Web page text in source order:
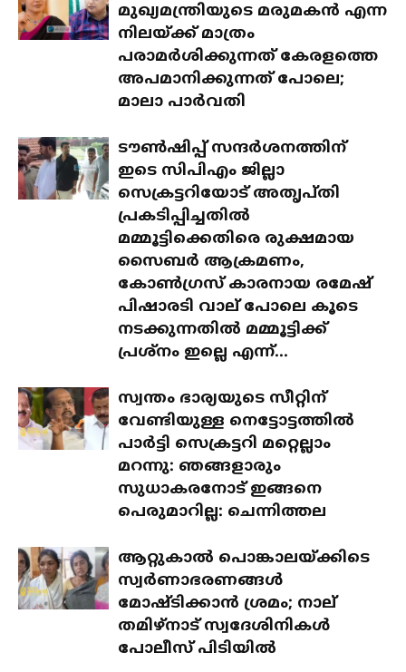
മുഖ്യമന്ത്രിയുടെ മരുമകൻ എന്ന
നിലയ്ക്ക് മാത്രം
പരാമർശിക്കുന്നത് കേരളത്തെ
അപമാനിക്കുന്നത് പോലെ;
മാലാ പാർവതി
ടൗൺഷിപ്പ് സന്ദർശനത്തിന്
ഇടെ സിപിഎം ജില്ലാ
സെക്രട്ടറിയോട് അതൃപ്തി
പ്രകടിപ്പിച്ചതിൽ
മമ്മൂട്ടിക്കെതിരെ രുക്ഷമായ
സൈബർ ആക്രമണം,
കോൺഗ്രസ് കാരനായ രമേഷ്
പിഷാരടി വാല് പോലെ കൂടെ
നടക്കുന്നതിൽ മമ്മൂട്ടിക്ക്
പ്രശ്‌നം ഇല്ലെ എന്ന്...
സ്വന്തം ഭാര്യയുടെ സീറ്റിന്
വേണ്ടിയുള്ള നെട്ടോട്ടത്തിൽ
പാർട്ടി സെക്രട്ടറി മറ്റെല്ലാം
മറന്നു: ഞങ്ങളാരും
സുധാകരനോട് ഇങ്ങനെ
പെരുമാറില്ല: ചെന്നിത്തല
ആറ്റുകാൽ പൊങ്കാലയ്ക്കിടെ
സ്വർണാഭരണങ്ങൾ
മോഷ്ടിക്കാൻ ശ്രമം; നാല്
തമിഴ്‌നാട് സ്വദേശിനികൾ
പോലീസ് പിടിയിൽ